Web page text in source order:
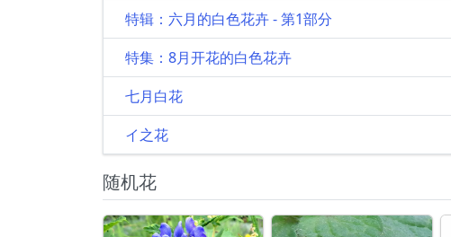
特辑：六月的白色花卉 - 第1部分
特集：8月开花的白色花卉
七月白花
イ之花
随机花